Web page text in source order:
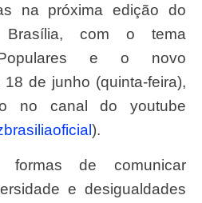
na próxima edição do
Brasília, com o tema
Populares e o novo
de junho (quinta-feira),
no canal do youtube
).
e desigualdades